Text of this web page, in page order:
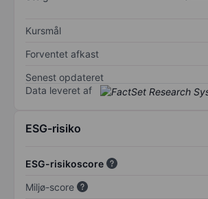
Kursmål
Forventet afkast
Senest opdateret
Data leveret af
ESG-risiko
ESG-risikoscore
Miljø-score